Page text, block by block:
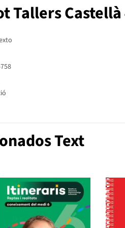
Tallers Castellà
Text